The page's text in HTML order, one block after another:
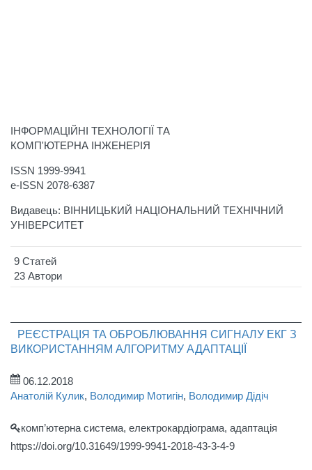
ІНФОРМАЦІЙНІ ТЕХНОЛОГІЇ ТА
КОМП'ЮТЕРНА ІНЖЕНЕРІЯ
ISSN 1999-9941
e-ISSN 2078-6387
Видавець: ВІННИЦЬКИЙ НАЦІОНАЛЬНИЙ ТЕХНІЧНИЙ
УНІВЕРСИТЕТ
9 Статей
23 Автори
РЕЄСТРАЦІЯ ТА ОБРОБЛЮВАННЯ СИГНАЛУ ЕКГ З
ВИКОРИСТАННЯМ АЛГОРИТМУ АДАПТАЦІЇ
06.12.2018
Анатолій Кулик, Володимир Мотигін, Володимир Дідіч
комп’ютерна система, електрокардіограма, адаптація
https://doi.org/10.31649/1999-9941-2018-43-3-4-9